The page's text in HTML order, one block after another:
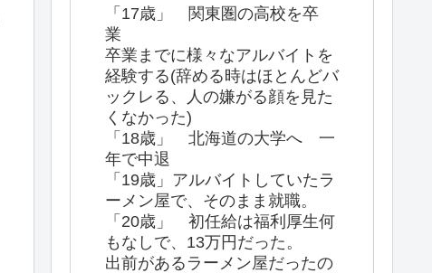
「17歳」 関東圏の高校を卒
業
卒業までに様々なアルバイトを
経験する(辞める時はほとんどバ
ックレる、人の嫌がる顔を見た
くなかった)
「18歳」 北海道の大学へ 一
年で中退
「19歳」アルバイトしていたラ
ーメン屋で、そのまま就職。
「20歳」 初任給は福利厚生何
もなしで、13万円だった。
出前があるラーメン屋だったの